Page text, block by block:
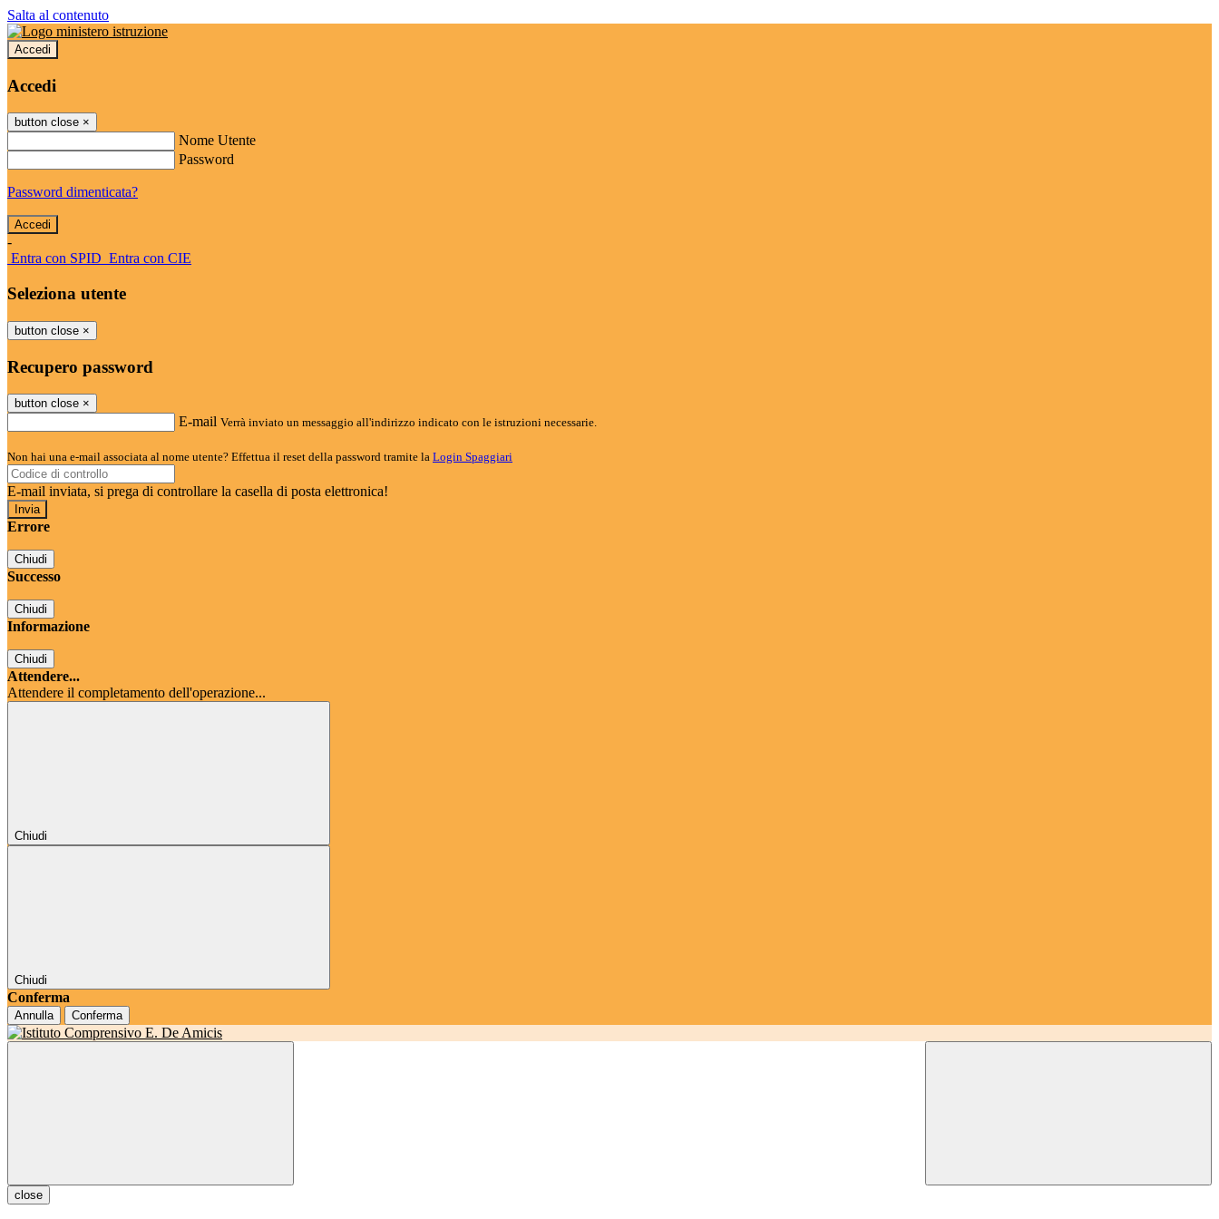
Salta al contenuto
Accedi
Accedi
button close ×
Nome Utente
Password
Password dimenticata?
-
Entra con SPID Entra con CIE
Seleziona utente
button close ×
Recupero password
button close ×
E-mail Verrà inviato un messaggio all'indirizzo indicato con le istruzioni necessarie.
Non hai una e-mail associata al nome utente? Effettua il reset della password tramite la Login Spaggiari
E-mail inviata, si prega di controllare la casella di posta elettronica!
Errore
Chiudi
Successo
Chiudi
Informazione
Chiudi
Attendere...
Attendere il completamento dell'operazione...
Chiudi
Chiudi
Conferma
Annulla Conferma
close